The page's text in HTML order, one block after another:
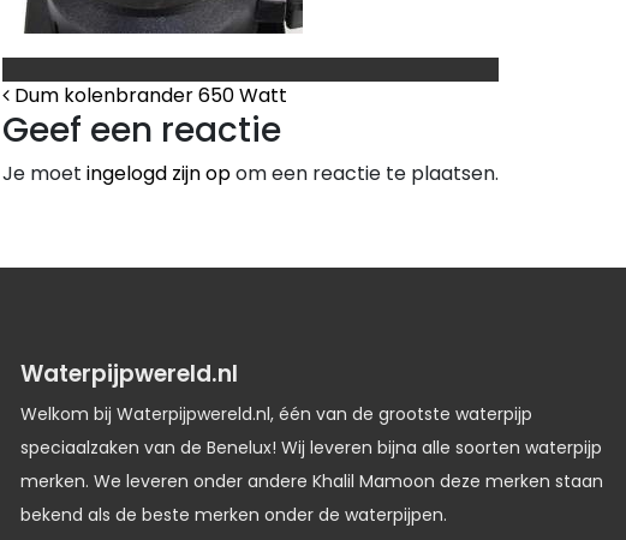
Bericht Navigatie
Dum kolenbrander 650 Watt
Geef een reactie
Je moet ingelogd zijn opom een reactie te plaatsen.
Waterpijpwereld.nl
Welkom bij Waterpijpwereld.nl, één van de grootste waterpijp
speciaalzaken van de Benelux! Wij leveren bijna alle soorten waterpijp
merken. We leveren onder andere Khalil Mamoon deze merken staan
bekend als de beste merken onder de waterpijpen.